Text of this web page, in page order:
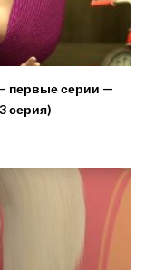
первые серии —
серия)